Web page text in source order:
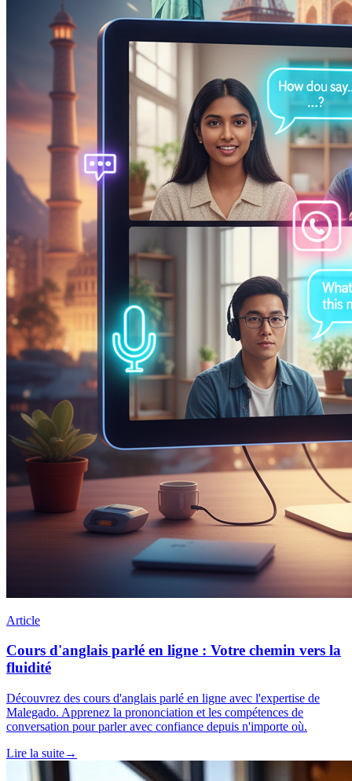
Article
Cours d'anglais parlé en ligne : Votre chemin vers la
fluidité
Découvrez des cours d'anglais parlé en ligne avec l'expertise de
Malegado. Apprenez la prononciation et les compétences de
conversation pour parler avec confiance depuis n'importe où.
Lire la suite→